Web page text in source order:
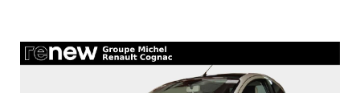
LIGIER
PROFESSIONAL
HISTORIQUE
DU